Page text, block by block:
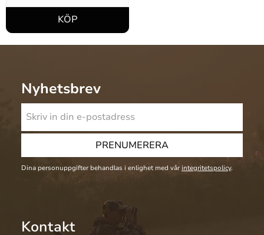
Nyhetsbrev
PRENUMERERA
Dina personuppgifter behandlas i enlighet med vår integritetspolicy.
Kontakt